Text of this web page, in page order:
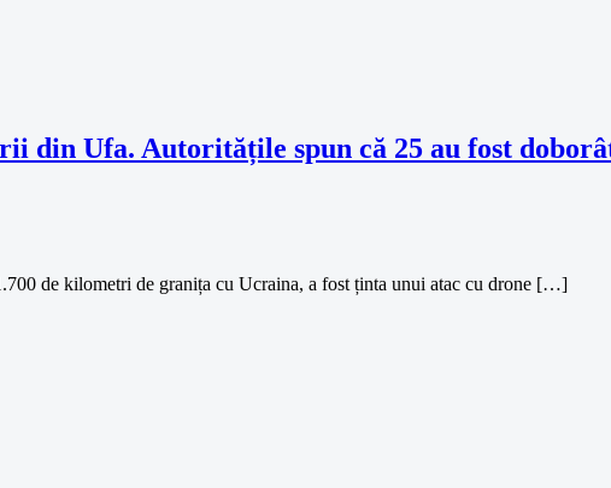
din Ufa. Autoritățile spun că 25 au fost
de kilometri de granița cu Ucraina, a fost ținta unui atac cu drone […]